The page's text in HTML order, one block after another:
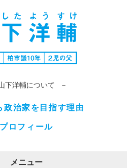
洋輔について −
政治家を目指す理由
プロフィール
メニュー